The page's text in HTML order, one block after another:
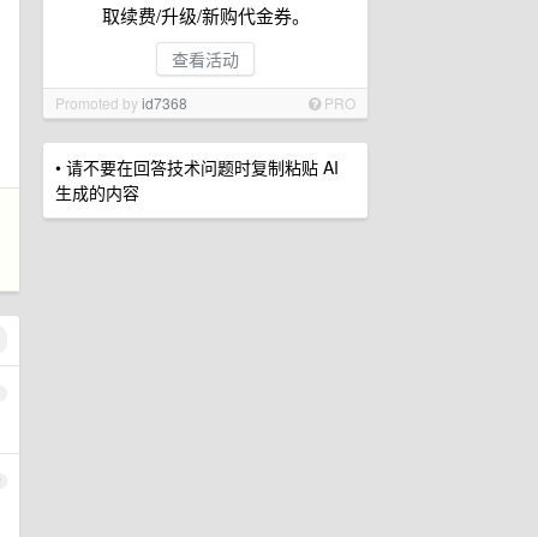
取续费/升级/新购代金券。
查看活动
Promoted byid7368 PRO
• 请不要在回答技术问题时复制粘贴 AI
生成的内容